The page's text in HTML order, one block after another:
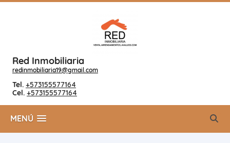
Red Inmobiliaria
redinmobiliaria19@gmail.com
Tel. +573155577164
Cel. +573155577164
MENÚ